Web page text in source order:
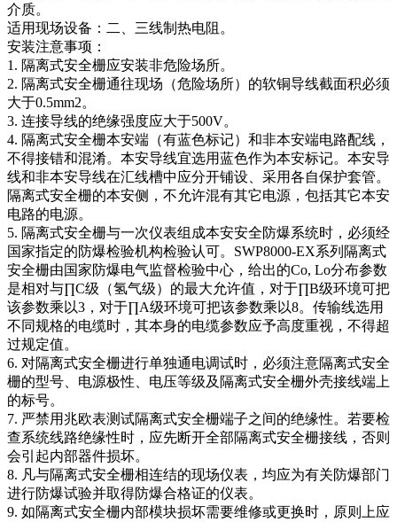
介质。
适用现场设备：二、三线制热电阻。
安装注意事项：
1. 隔离式安全栅应安装非危险场所。
2. 隔离式安全栅通往现场（危险场所）的软铜导线截面积必须
大于0.5mm2。
3. 连接导线的绝缘强度应大于500V。
4. 隔离式安全栅本安端（有蓝色标记）和非本安端电路配线，
不得接错和混淆。本安导线宜选用蓝色作为本安标记。本安导
线和非本安导线在汇线槽中应分开铺设、采用各自保护套管。
隔离式安全栅的本安侧，不允许混有其它电源，包括其它本安
电路的电源。
5. 隔离式安全栅与一次仪表组成本安安全防爆系统时，必须经
国家指定的防爆检验机构检验认可。SWP8000-EX系列隔离式
安全栅由国家防爆电气监督检验中心，给出的Co, Lo分布参数
是相对与∏C级（氢气级）的最大允许值，对于∏B级环境可把
该参数乘以3，对于∏A级环境可把该参数乘以8。传输线选用
不同规格的电缆时，其本身的电缆参数应予高度重视，不得超
过规定值。
6. 对隔离式安全栅进行单独通电调试时，必须注意隔离式安全
栅的型号、电源极性、电压等级及隔离式安全栅外壳接线端上
的标号。
7. 严禁用兆欧表测试隔离式安全栅端子之间的绝缘性。若要检
查系统线路绝缘性时，应先断开全部隔离式安全栅接线，否则
会引起内部器件损坏。
8. 凡与隔离式安全栅相连结的现场仪表，均应为有关防爆部门
进行防爆试验并取得防爆合格证的仪表。
9. 如隔离式安全栅内部模块损坏需要维修或更换时，原则上应